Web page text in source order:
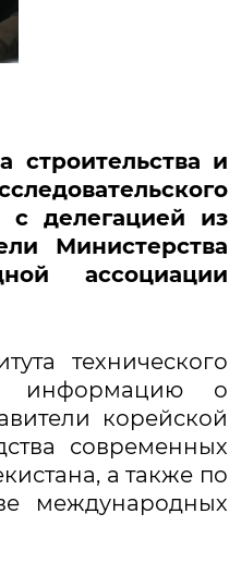
строительства и
с делегацией из
Министерства
ассоциации
технического
информацию о
корейской
современных
а также по
международных